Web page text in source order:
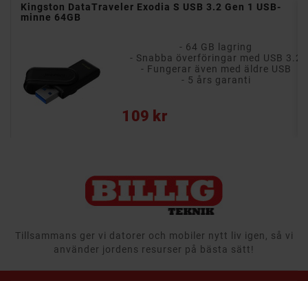
Kingston DataTraveler Exodia S USB 3.2 Gen 1 USB-
minne 64GB
- 64 GB lagring
- Snabba överföringar med USB 3.2
- Fungerar även med äldre USB
- 5 års garanti
109 kr
Pris
Tillsammans ger vi datorer och mobiler nytt liv igen, så vi
använder jordens resurser på bästa sätt!